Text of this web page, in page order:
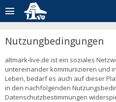
menu
Nutzungbedingungen
altmark-live.de ist ein soziales
untereinander kommunizieren und
Leben, bedarf es auch auf dieser
in den nachfolgenden
Datenschutzbestimmungen